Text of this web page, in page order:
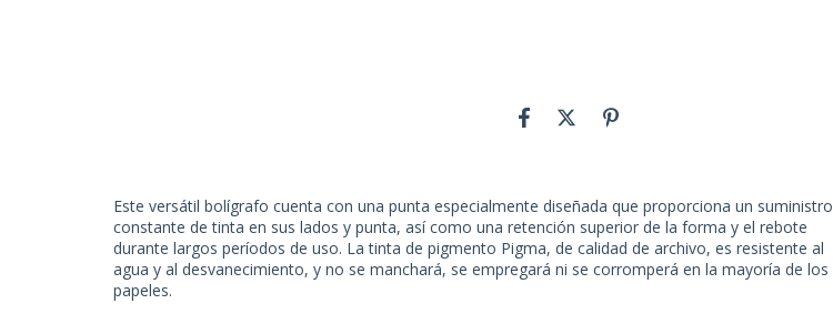
Este versátil bolígrafo cuenta con una punta especialmente diseñada que proporciona un suministro
constante de tinta en sus lados y punta, así como una retención superior de la forma y el rebote
durante largos períodos de uso. La tinta de pigmento Pigma, de calidad de archivo, es resistente al
agua y al desvanecimiento, y no se manchará, se empregará ni se corromperá en la mayoría de los
papeles.